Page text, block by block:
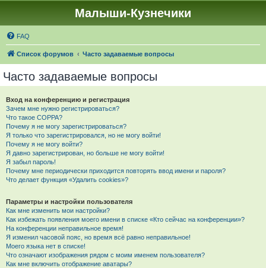
Малыши-Кузнечики
FAQ
Список форумов Часто задаваемые вопросы
Часто задаваемые вопросы
Вход на конференцию и регистрация
Зачем мне нужно регистрироваться?
Что такое COPPA?
Почему я не могу зарегистрироваться?
Я только что зарегистрировался, но не могу войти!
Почему я не могу войти?
Я давно зарегистрирован, но больше не могу войти!
Я забыл пароль!
Почему мне периодически приходится повторять ввод имени и пароля?
Что делает функция «Удалить cookies»?
Параметры и настройки пользователя
Как мне изменить мои настройки?
Как избежать появления моего имени в списке «Кто сейчас на конференции»?
На конференции неправильное время!
Я изменил часовой пояс, но время всё равно неправильное!
Моего языка нет в списке!
Что означают изображения рядом с моим именем пользователя?
Как мне включить отображение аватары?